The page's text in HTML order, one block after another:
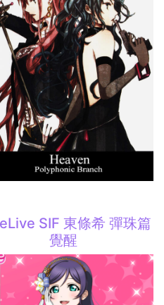
SIF 東條希 彈珠篇
覺醒